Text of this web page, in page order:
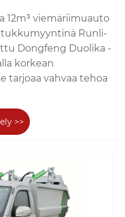
12m³ viemäriimuauto
Runli-
Dongfeng Duolika -
korkean
tarjoaa vahvaa tehoa
>>